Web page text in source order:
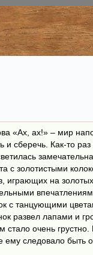
«Ах, ах!» – мир
и сберечь. Как-то
с золотистыми
играющих на золотых
с танцующими
развел лапами и
очень грустно.
ему следовало быть